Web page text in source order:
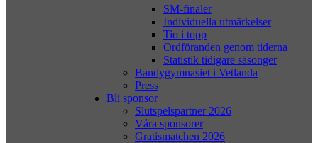
SM-finaler
Individuella utmärkelser
Tio i topp
Ordföranden genom tiderna
Statistik tidigare säsonger
Bandygymnasiet i Vetlanda
Press
Bli sponsor
Slutspelspartner 2026
Våra sponsorer
Gratismatchen 2026